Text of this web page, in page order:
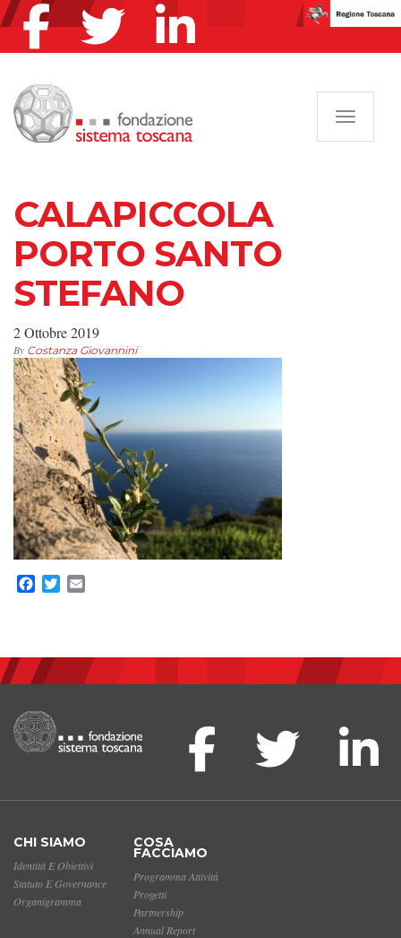
CALAPICCOLA
PORTO SANTO
STEFANO
2 Ottobre 2019
By Costanza Giovannini
Facebook
Twitter
CHI SIAMO
Identità E Obiettivi
Statuto E Governance
Organigramma
COSA
FACCIAMO
Programma Attività
Progetti
Partnership
Annual Report